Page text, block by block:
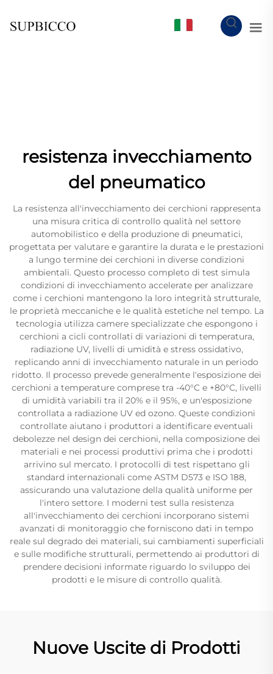
resistenza invecchiamento
del pneumatico
La resistenza all'invecchiamento dei cerchioni rappresenta
una misura critica di controllo qualità nel settore
automobilistico e della produzione di pneumatici,
progettata per valutare e garantire la durata e le prestazioni
a lungo termine dei cerchioni in diverse condizioni
ambientali. Questo processo completo di test simula
condizioni di invecchiamento accelerate per analizzare
come i cerchioni mantengono la loro integrità strutturale,
le proprietà meccaniche e le qualità estetiche nel tempo. La
tecnologia utilizza camere specializzate che espongono i
cerchioni a cicli controllati di variazioni di temperatura,
radiazione UV, livelli di umidità e stress ossidativo,
replicando anni di invecchiamento naturale in un periodo
ridotto. Il processo prevede generalmente l'esposizione dei
cerchioni a temperature comprese tra -40°C e +80°C, livelli
di umidità variabili tra il 20% e il 95%, e un'esposizione
controllata a radiazione UV ed ozono. Queste condizioni
controllate aiutano i produttori a identificare eventuali
debolezze nel design dei cerchioni, nella composizione dei
materiali e nei processi produttivi prima che i prodotti
arrivino sul mercato. I protocolli di test rispettano gli
standard internazionali come ASTM D573 e ISO 188,
assicurando una valutazione della qualità uniforme per
l'intero settore. I moderni test sulla resistenza
all'invecchiamento dei cerchioni incorporano sistemi
avanzati di monitoraggio che forniscono dati in tempo
reale sul degrado dei materiali, sui cambiamenti superficiali
e sulle modifiche strutturali, permettendo ai produttori di
prendere decisioni informate riguardo lo sviluppo dei
prodotti e le misure di controllo qualità.
Nuove Uscite di Prodotti